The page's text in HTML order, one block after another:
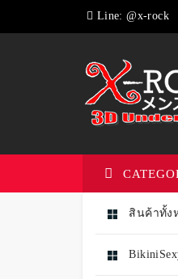
Line: @x-rock
สินค้าทั้ง